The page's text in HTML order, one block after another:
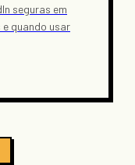
seguras em
quando usar